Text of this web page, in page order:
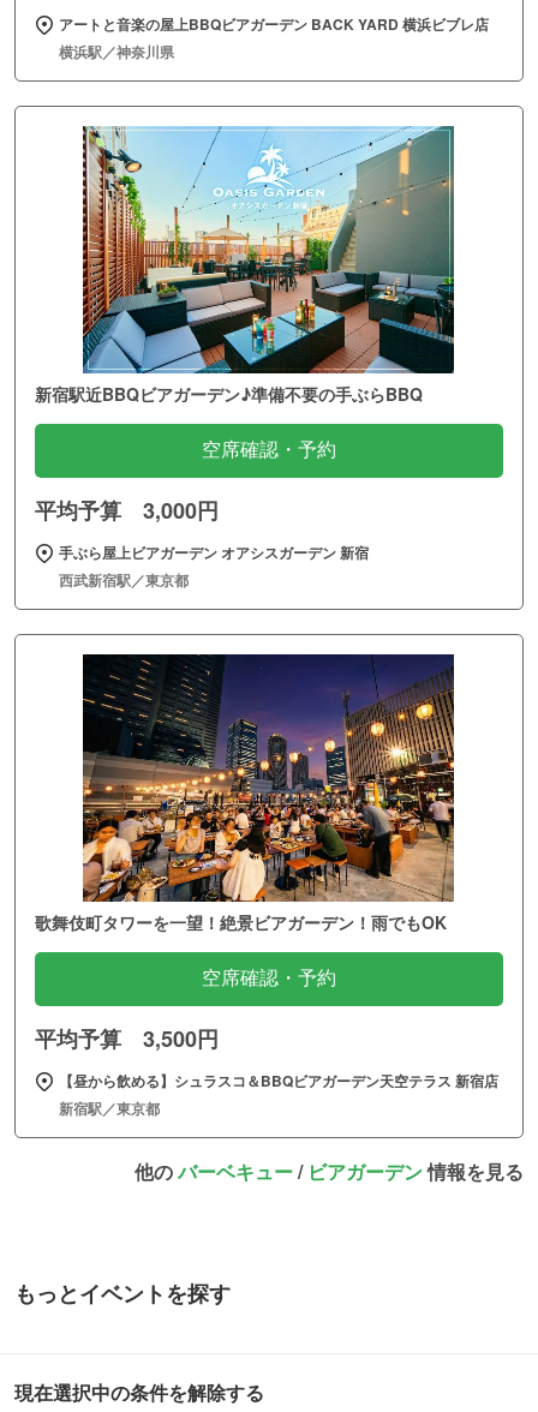
アートと音楽の屋上BBQビアガーデン BACK YARD 横浜ビブレ店
横浜駅／神奈川県
新宿駅近BBQビアガーデン♪準備不要の手ぶらBBQ
空席確認・予約
平均予算 3,000円
手ぶら屋上ビアガーデン オアシスガーデン 新宿
西武新宿駅／東京都
歌舞伎町タワーを一望！絶景ビアガーデン！雨でもOK
空席確認・予約
平均予算 3,500円
【昼から飲める】シュラスコ＆BBQビアガーデン天空テラス 新宿店
新宿駅／東京都
他のバーベキュー/ ビアガーデン情報を見る
もっとイベントを探す
現在選択中の条件を解除する